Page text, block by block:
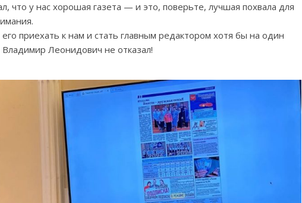
что у нас хорошая газета — и это, поверьте, лучшая похвала для
приехать к нам и стать главным редактором хотя бы на один
Леонидович не отказал!